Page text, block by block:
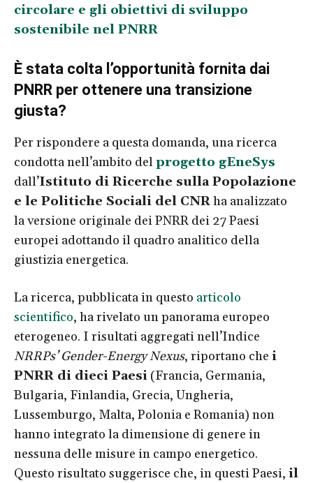
circolare e gli obiettivi di sviluppo
sostenibile nel PNRR
È stata colta l’opportunità fornita dai
PNRR per ottenere una transizione
giusta?
Per rispondere a questa domanda, una ricerca
condotta nell’ambito delprogetto gEneSys
dall’Istituto di Ricerche sulla Popolazione
e le Politiche Sociali del CNRha analizzato
la versione originale dei PNRR dei 27 Paesi
europei adottando il quadro analitico della
giustizia energetica.
La ricerca, pubblicata in questo articolo
scientifico, ha rivelato un panorama europeo
eterogeneo. I risultati aggregati nell’Indice
NRRPs’ Gender-Energy Nexus, riportano che i
PNRR di dieci Paesi (Francia, Germania,
Bulgaria, Finlandia, Grecia, Ungheria,
Lussemburgo, Malta, Polonia e Romania) non
hanno integrato la dimensione di genere in
nessuna delle misure in campo energetico.
Questo risultato suggerisce che, in questi Paesi, il